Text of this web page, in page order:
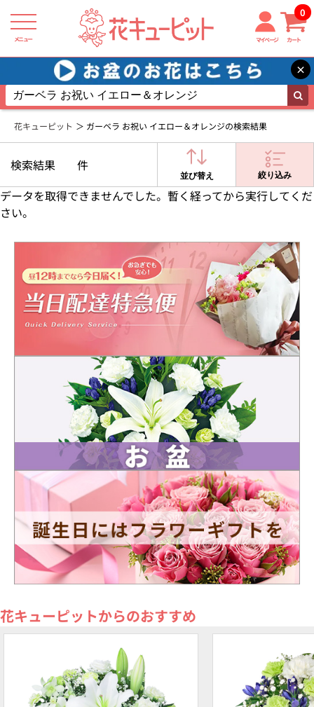
メニュー マイページ カート
0
×
花キューピット ガーベラ お祝い イエロー＆オレンジの検索結果
検索結果 件
並び替え 絞り込み
データを取得できませんでした。暫く経ってから実行してくだ
さい。
花キューピットからのおすすめ